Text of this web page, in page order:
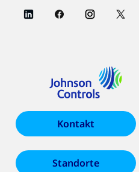
Kontakt
Standorte